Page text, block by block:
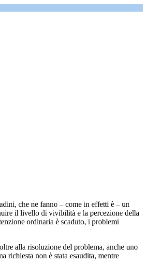
che ne fanno – come in effetti è – un
il livello di vivibilità e la percezione della
ordinaria è scaduto, i problemi
alla risoluzione del problema, anche uno
richiesta non è stata esaudita, mentre